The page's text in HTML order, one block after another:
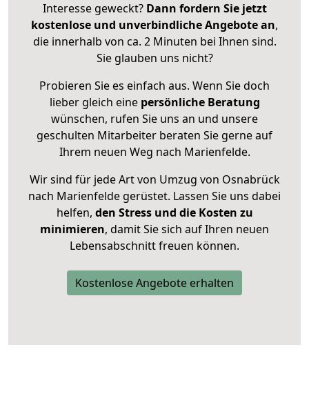
Interesse geweckt? Dann fordern Sie jetzt
kostenlose und unverbindliche Angebote an,
die innerhalb von ca. 2 Minuten bei Ihnen sind.
Sie glauben uns nicht?
Probieren Sie es einfach aus. Wenn Sie doch
lieber gleich eine persönliche Beratung
wünschen, rufen Sie uns an und unsere
geschulten Mitarbeiter beraten Sie gerne auf
Ihrem neuen Weg nach Marienfelde.
Wir sind für jede Art von Umzug von Osnabrück
nach Marienfelde gerüstet. Lassen Sie uns dabei
helfen, den Stress und die Kosten zu
minimieren, damit Sie sich auf Ihren neuen
Lebensabschnitt freuen können.
Kostenlose Angebote erhalten